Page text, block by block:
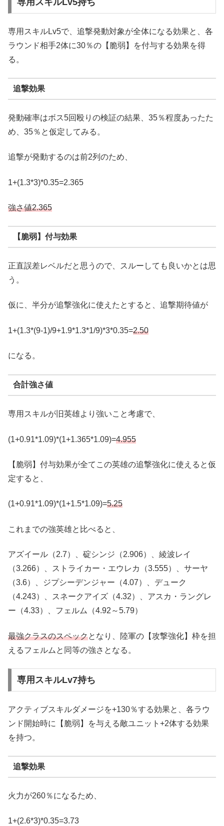
専用スキルLv5で、追撃発動対象が全体になる効果と、各
ラウンド相手2体に30％の【脆弱】を付与する効果を得
る。
追撃効果
発動確率はボス5回殴りの検証の結果、35％程度あったた
め、35％と仮定してみる。
追撃が発動するのは前2列のため、
1+(1.3*3)*0.35=2.365
強さ値2.365
【脆弱】付与効果
正直誤差レベルだと思うので、スルーしても良いかとは思
う。
仮に、半分が追撃強化に使えたとすると、追撃期待値が
1+(1.3*(9-1)/9+1.9*1.3*1/9)*3*0.35=2.50
になる。
合計強さ値
専用スキルが旧英雄より強いこと考慮で、
(1+0.91*1.09)*(1+1.365*1.09)=4.955
【脆弱】付与効果が全てこの英雄の追撃強化に使えると仮
定すると、
(1+0.91*1.09)*(1+1.5*1.09)=5.25
これまでの強英雄と比べると、
アズイール（2.7）、碇シンジ（2.906）、綾波レイ
（3.266）、ストライカー・エウレカ（3.555）、サーヤ
（3.6）、ジプシーデンジャー（4.07）、デューク
（4.243）、スネークアイズ（4.32）、アスカ・ラングレ
ー（4.33）、フェルム（4.92～5.79）
最強クラスのスペックとなり、陸軍の【攻撃強化】枠を担
えるフェルムと同等の強さとなる。
専用スキルLv7持ち
アクティブスキルダメージを+130％する効果と、各ラウ
ンド開始時に【脆弱】を与える敵ユニット+2体する効果
を持つ。
追撃効果
火力が260％になるため、
1+(2.6*3)*0.35=3.73